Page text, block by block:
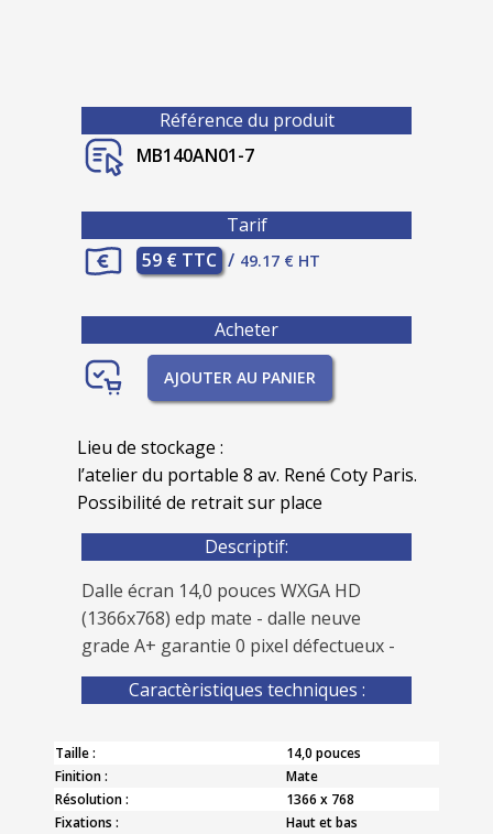
Référence du produit
MB140AN01-7
Tarif
59 € TTC / 49.17 € HT
Acheter
AJOUTER AU PANIER
Lieu de stockage :
l’atelier du portable 8 av. René Coty Paris.
Possibilité de retrait sur place
Descriptif:
Dalle écran 14,0 pouces WXGA HD
(1366x768) edp mate - dalle neuve
grade A+ garantie 0 pixel défectueux -
Caractèristiques techniques :
Taille :
14,0 pouces
Finition :
Mate
Résolution :
1366 x 768
Fixations :
Haut et bas